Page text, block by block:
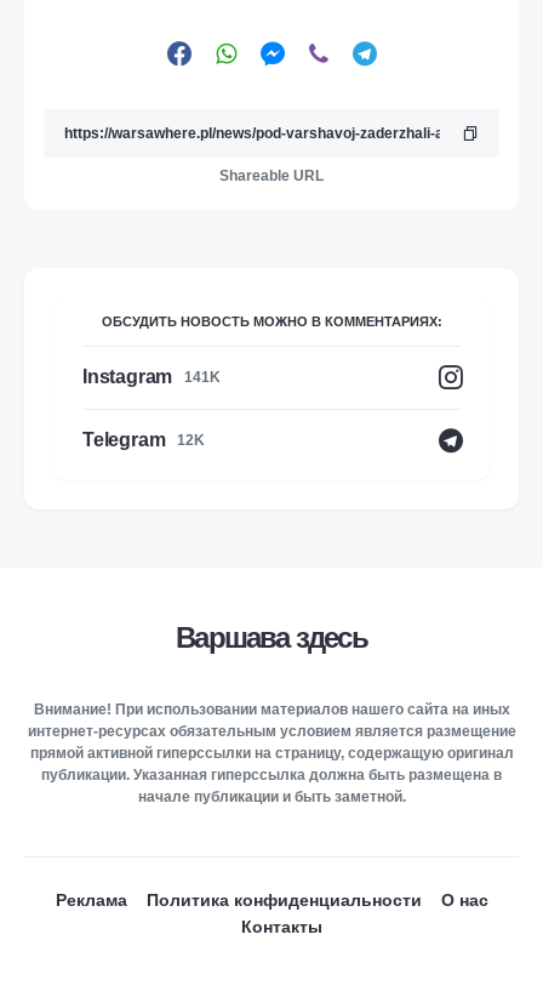
Shareable URL
ОБСУДИТЬ НОВОСТЬ МОЖНО В КОММЕНТАРИЯХ:
Instagram 141K
Telegram 12K
Варшава здесь
Внимание! При использовании материалов нашего сайта на иных
интернет-ресурсах обязательным условием является размещение
прямой активной гиперссылки на страницу, содержащую оригинал
публикации. Указанная гиперссылка должна быть размещена в
начале публикации и быть заметной.
Реклама Политика конфиденциальности
О нас
Контакты